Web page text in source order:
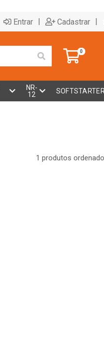
Entrar | Cadastrar |
0
NR-
12
SOFTSTARTER
1 produtos